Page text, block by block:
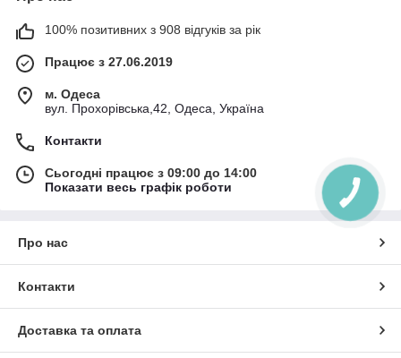
100% позитивних з 908 відгуків за рік
Працює з 27.06.2019
м. Одеса
вул. Прохорівська,42, Одеса, Україна
Контакти
Сьогодні працює з 09:00 до 14:00
Показати весь графік роботи
Про нас
Контакти
Доставка та оплата